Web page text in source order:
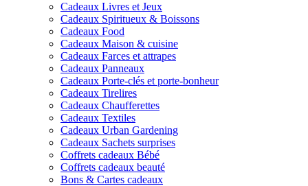
Cadeaux Livres et Jeux
Cadeaux Spiritueux & Boissons
Cadeaux Food
Cadeaux Maison & cuisine
Cadeaux Farces et attrapes
Cadeaux Panneaux
Cadeaux Porte-clés et porte-bonheur
Cadeaux Tirelires
Cadeaux Chaufferettes
Cadeaux Textiles
Cadeaux Urban Gardening
Cadeaux Sachets surprises
Coffrets cadeaux Bébé
Coffrets cadeaux beauté
Bons & Cartes cadeaux